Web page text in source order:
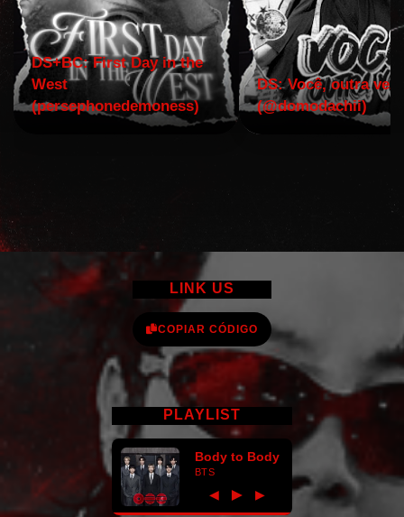
DS+BC: First Day in the
West
(persephonedemoness)
DS: Você, outra vez!
(@domodachii)
LINK US
COPIAR CÓDIGO
PLAYLIST
Body to Body
BTS
◀ ► ▶